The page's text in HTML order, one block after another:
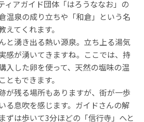
ィアガイド団体「はろうななお」の
温泉の成り立ちや「和倉」という名
えてくれます。
と湧き出る熱い源泉。立ち上る湯気
感が湧いてきますね。ここでは、持
入した卵を使って、天然の塩味の温
もできます。
が残る場所もありますが、街が一歩
る息吹を感じます。ガイドさんの解
ずは歩いて3分ほどの「信行寺」へと